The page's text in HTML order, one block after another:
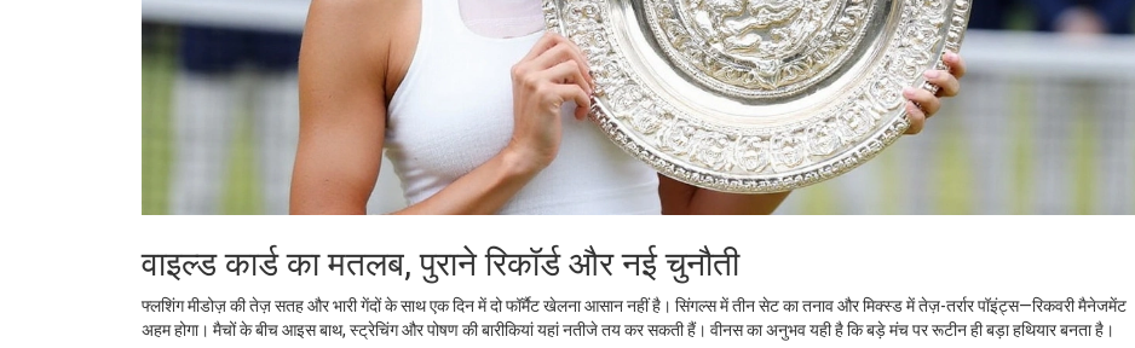
वाइल्ड कार्ड का मतलब, पुराने रिकॉर्ड और नई चुनौती
फ्लशिंग मीडोज़ की तेज़ सतह और भारी गेंदों के साथ एक दिन में दो फॉर्मैट खेलना आसान नहीं है। सिंगल्स में तीन सेट का तनाव और मिक्स्ड में तेज़-तर्रार पॉइंट्स—रिकवरी मैनेजमेंट
अहम होगा। मैचों के बीच आइस बाथ, स्ट्रेचिंग और पोषण की बारीकियां यहां नतीजे तय कर सकती हैं। वीनस का अनुभव यही है कि बड़े मंच पर रूटीन ही बड़ा हथियार बनता है।